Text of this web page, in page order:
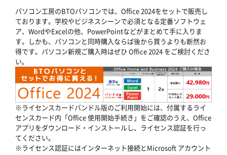
パソコン工房のBTOパソコンでは、Office 2024をセットで販売し
ております。学校やビジネスシーンで必須となる定番ソフトウェ
ア、WordやExcelの他、PowerPointなどがまとめて手に入りま
す。しかも、パソコンと同時購入ならば後から買うよりも断然お
得です。パソコン新規ご購入時はぜひ Office 2024 をご検討くださ
い。
※ライセンスカードバンドル版のご利用開始には、付属するライ
センスカード内「Office 使用開始手続き」をご確認のうえ、Office
アプリをダウンロード・インストールし、ライセンス認証を行っ
てください。
※ライセンス認証にはインターネット接続とMicrosoft アカウント